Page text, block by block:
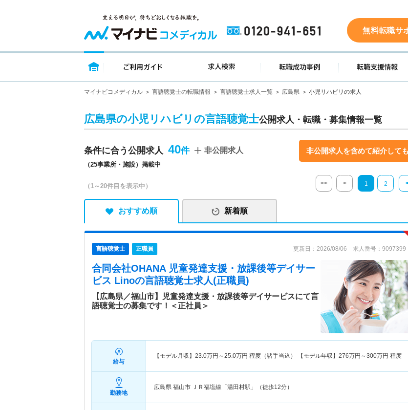
0120-941-651 無料転職サ
トップページ ご利用ガイド 求人検索 転職成功事例
マイナビコメディカル 言語聴覚士の転職情報 言語聴覚士求人一覧 広島県 小児リハビリの求人
広島県の小児リハビリの言語聴覚士公開求人・転職・募集情報一覧
条件に合う公開求人 40
（25事業所・施設）掲載中
非公開求人 非公開求人を含めて紹介して
（1～20件目を表示中） << < 1 2
おすすめ順 新着順
言語聴覚士 正職員 更新日：2026/08/06 求人番号：9097399
合同会社OHANA 児童発達支援・放課後等デイサー
ビス Linoの言語聴覚士求人(正職員)
【広島県／福山市】児童発達支援・放課後等デイサービスにて言
語聴覚士の募集です！＜正社員＞
給与
【モデル月収】 23.0万円～25.0万円 程度（諸手当込） 【モデル年収】 276万円～300万円 程度
勤務地
広島県 福山市 ＪＲ福塩線「湯田村駅」（徒歩12分）